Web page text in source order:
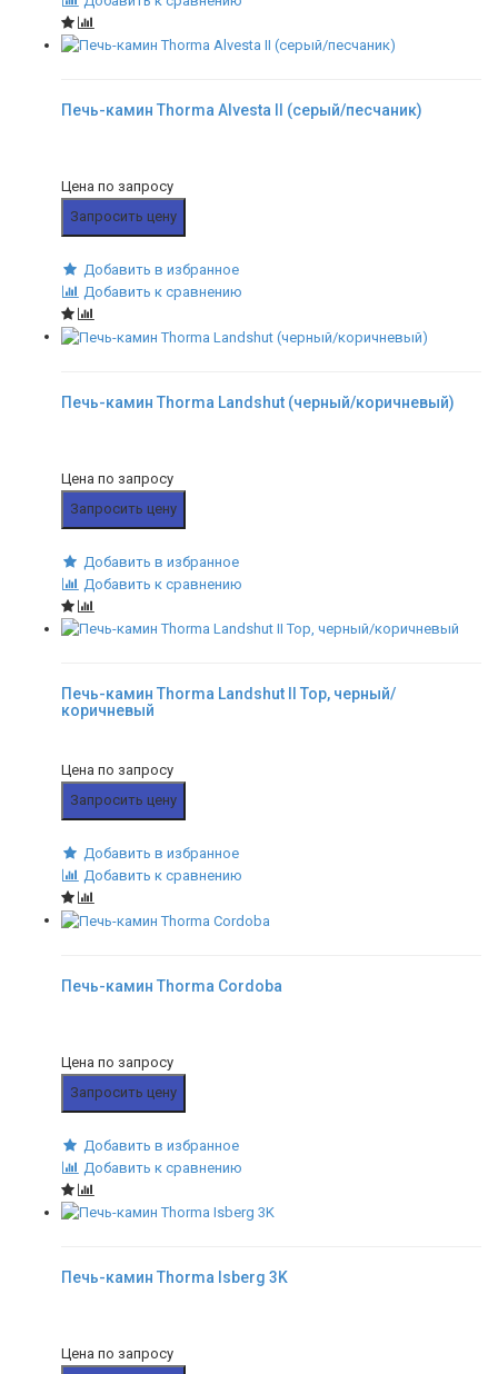
Печь-камин Thorma Alvesta II (серый/песчаник)
Цена по запросу
Запросить цену
Добавить в избранное
Добавить к сравнению
Печь-камин Thorma Landshut (черный/коричневый)
Цена по запросу
Запросить цену
Добавить в избранное
Добавить к сравнению
Печь-камин Thorma Landshut II Top, черный/
коричневый
Цена по запросу
Запросить цену
Добавить в избранное
Добавить к сравнению
Печь-камин Thorma Cordoba
Цена по запросу
Запросить цену
Добавить в избранное
Добавить к сравнению
Печь-камин Thorma Isberg 3K
Цена по запросу